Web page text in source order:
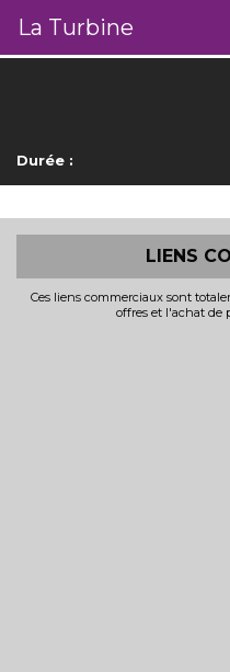
La Turbine
Durée :
LIENS
Ces liens commerciaux sont
offres et l'achat de